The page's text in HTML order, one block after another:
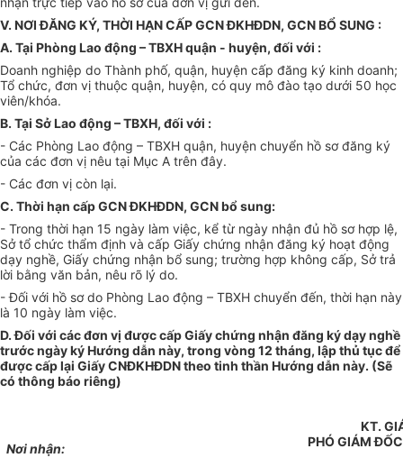
V. NƠI ĐĂNG KÝ, THỜI HẠN CẤP GCN ĐKHĐDN, GCN BỔ SUNG :
A. Tại Phòng Lao động – TBXH quận - huyện, đối với :
Doanh nghiệp do Thành phố, quận, huyện cấp đăng ký kinh doanh;
Tổ chức, đơn vị thuộc quận, huyện, có quy mô đào tạo dưới 50 học
viên/khóa.
B. Tại Sở Lao động – TBXH, đối với :
- Các Phòng Lao động – TBXH quận, huyện chuyển hồ sơ đăng ký
của các đơn vị nêu tại Mục A trên đây.
- Các đơn vị còn lại.
C. Thời hạn cấp GCN ĐKHĐDN, GCN bổ sung:
- Trong thời hạn 15 ngày làm việc, kể từ ngày nhận đủ hồ sơ hợp lệ,
Sở tổ chức thẩm định và cấp Giấy chứng nhận đăng ký hoạt động
dạy nghề, Giấy chứng nhận bổ sung; trường hợp không cấp, Sở trả
lời bằng văn bản, nêu rõ lý do.
- Đối với hồ sơ do Phòng Lao động – TBXH chuyển đến, thời hạn này
là 10 ngày làm việc.
D. Đối với các đơn vị được cấp Giấy chứng nhận đăng ký dạy nghề
trước ngày ký Hướng dẫn này, trong vòng 12 tháng, lập thủ tục để
được cấp lại Giấy CNĐKHĐDN theo tinh thần Hướng dẫn này. (Sẽ
có thông báo riêng)
Nơi nhận:
KT.
PHÓ GIÁM